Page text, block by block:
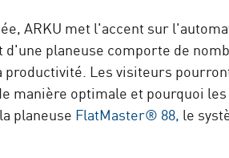
ARKU met l'accent sur
planeuse comporte de
productivité. Les visiteurs
manière optimale et pourquoi
planeuse FlatMaster® 88, le